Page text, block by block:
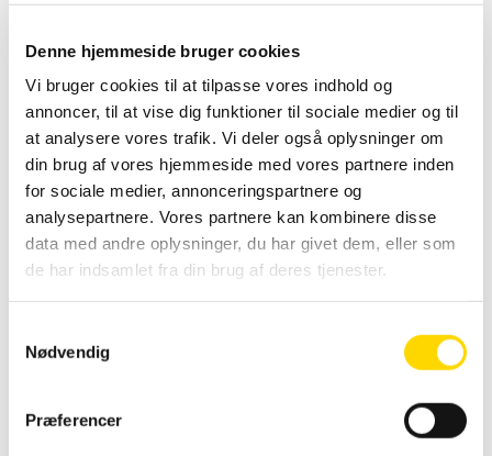
Denne hjemmeside bruger cookies
Vi bruger cookies til at tilpasse vores indhold og
annoncer, til at vise dig funktioner til sociale medier og til
at analysere vores trafik. Vi deler også oplysninger om
din brug af vores hjemmeside med vores partnere inden
for sociale medier, annonceringspartnere og
analysepartnere. Vores partnere kan kombinere disse
data med andre oplysninger, du har givet dem, eller som
de har indsamlet fra din brug af deres tjenester.
Nødvendig
Præferencer
Køb før kl. 14 og
modtag varen dagen
Gælder ikke varer med